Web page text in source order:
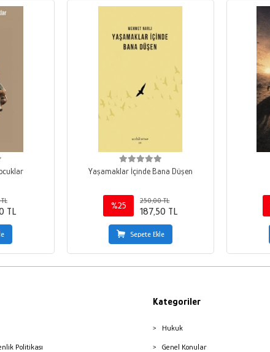
TL
Yaşamaklar İçinde Bana Düşen
%25
250,00 TL
187,50 TL
Sepete Ekle
Politikası
Kategoriler
Hukuk
Genel Konular